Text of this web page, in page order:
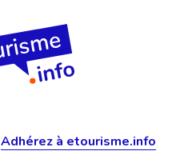
Adhérez à etourisme.info